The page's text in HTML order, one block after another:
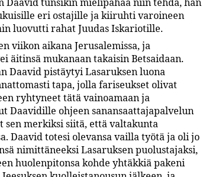
eri ostajille ja kiiruhti varoineen
luovutti rahat Juudas Iskariotille.
viikon aikana Jerusalemissa, ja
äitinsä mukanaan takaisin Betsaidaan.
Daavid pistäytyi Lasaruksen luona
tapa, jolla fariseukset olivat
ryhtyneet tätä vainoamaan ja
Daavidille ohjeen sanansaattajapalvelun
merkiksi siitä, että valtakunta
Daavid totesi olevansa vailla työtä ja oli jo
nimittäneeksi Lasaruksen puolustajaksi,
huolenpitonsa kohde yhtäkkiä pakeni